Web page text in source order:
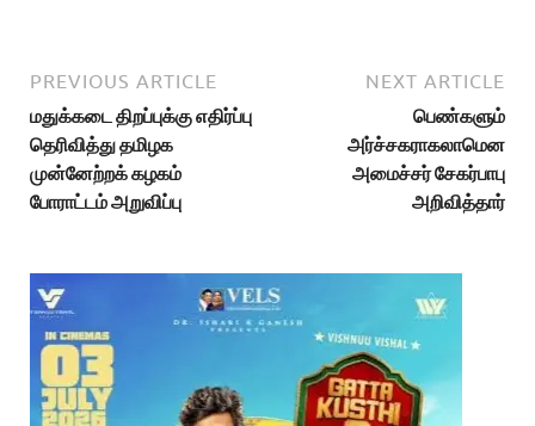
PREVIOUS ARTICLE
மதுக்கடை திறப்புக்கு எதிர்ப்பு
தெரிவித்து தமிழக
முன்னேற்றக் கழகம்
போராட்டம் அறுவிப்பு
NEXT ARTICLE
பெண்களும்
அர்ச்சகராகலாமென
அமைச்சர் சேகர்பாபு
அறிவித்தார்